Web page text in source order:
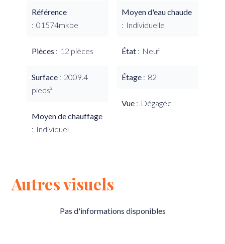
Référence
01574mkbe
Pièces 12 pièces
Surface
2009.4
pieds²
Moyen de chauffage
Individuel
Moyen d'eau chaude
Individuelle
État Neuf
Étage 82
Vue Dégagée
Autres visuels
Pas d'informations disponibles